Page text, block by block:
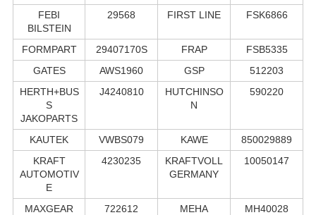
FEBI
BILSTEIN
29568 FIRST LINE FSK6866
FORMPART 29407170S FRAP
FSB5335
GATES
AWS1960 GSP
512203
HERTH+BUS
S
JAKOPARTS
J4240810
HUTCHINSO
N
590220
KAUTEK VWBS079 KAWE
850029889
KRAFT
AUTOMOTIV
E
4230235
KRAFTVOLL
GERMANY
10050147
MAXGEAR 722612
MEHA
MH40028